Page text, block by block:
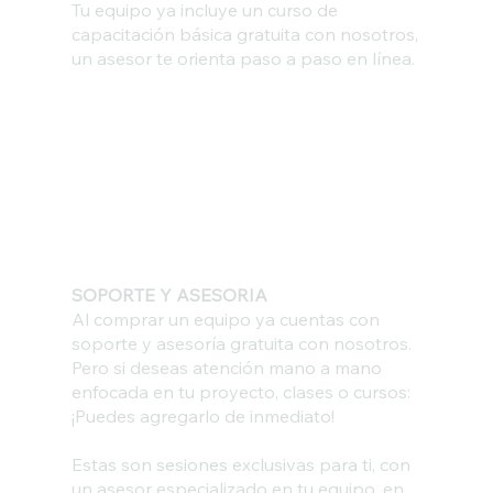
Tu equipo ya incluye un curso de
capacitación básica gratuita con nosotros,
un asesor te orienta paso a paso en línea.
SOPORTE Y ASESORIA
Al comprar un equipo ya cuentas con
soporte y asesoría gratuita con nosotros.
Pero si deseas atención mano a mano
enfocada en tu proyecto, clases o cursos:
¡Puedes agregarlo de inmediato!
Estas son sesiones exclusivas para ti, con
un asesor especializado en tu equipo, en